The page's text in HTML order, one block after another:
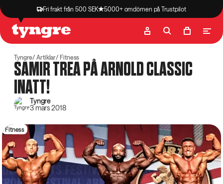
Fri frakt från 500 SEK 5000+ omdömen på Trustpilot
Butik Recept
Tyngre Artiklar Fitness
SAMIR TREA PÅ ARNOLD CLASSIC
INATT!
Tyngre
3 mars 2018
Fitness